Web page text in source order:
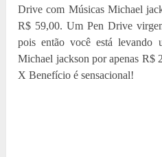
Drive com Músicas Michael
R$ 59,00. Um Pen Drive
pois então você está levando
Michael jackson por apenas R$
X Benefício é sensacional!